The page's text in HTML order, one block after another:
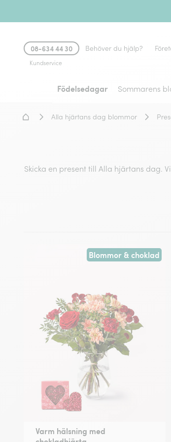
Födelsedagar Sommarens
08-634 44 30
Kundservice
Behöver du hjälp?
Hem - Blomsterleverans
Alla hjärtans dag blommor
Skicka en present till Alla hjärtans dag.
Blommor & choklad
Varm hälsning med